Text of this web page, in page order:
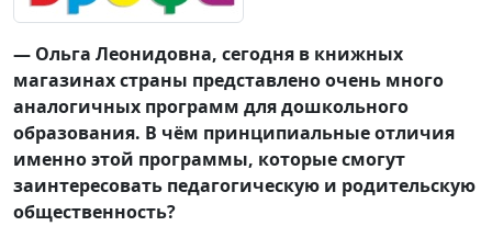
— Ольга Леонидовна, сегодня в книжных
магазинах страны представлено очень много
аналогичных программ для дошкольного
образования. В чём принципиальные отличия
именно этой программы, которые смогут
заинтересовать педагогическую и родительскую
общественность?